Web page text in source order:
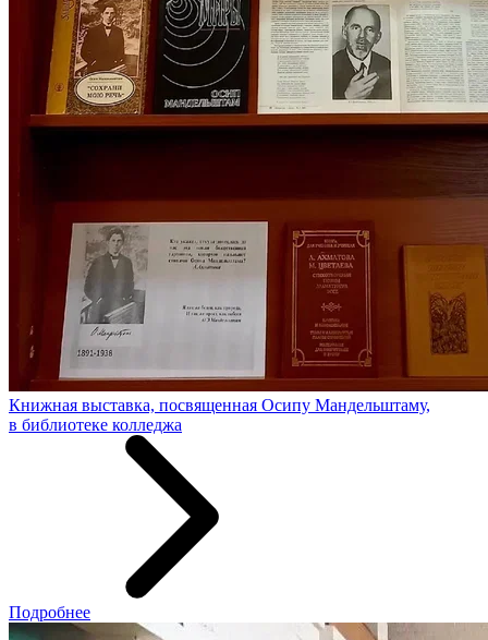
Книжная выставка, посвященная Осипу Мандельштаму,
в библиотеке колледжа
Подробнее